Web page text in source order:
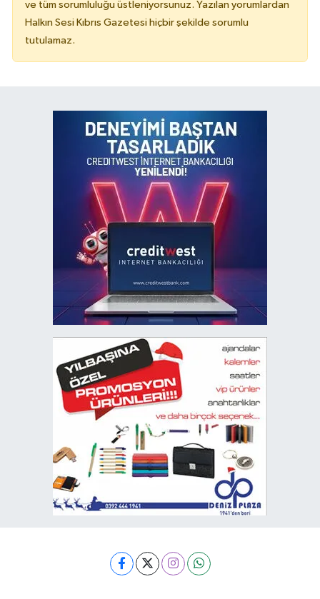
ve tüm sorumluluğu üstleniyorsunuz. Yazılan yorumlardan
Halkın Sesi Kıbrıs Gazetesi hiçbir şekilde sorumlu
tutulamaz.